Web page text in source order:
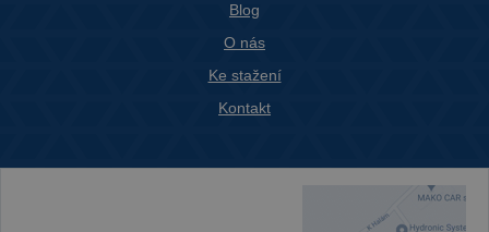
Blog
O nás
Ke stažení
Kontakt